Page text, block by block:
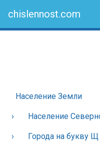
chislennost.com
Население Земли
Население
Города на букву Щ